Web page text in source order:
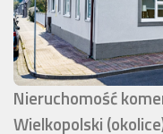
Nieruchomość
Wielkopolski